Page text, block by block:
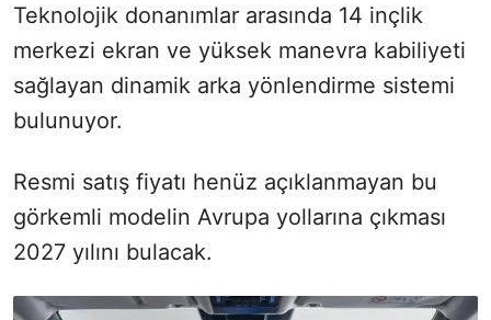
Teknolojik donanımlar arasında 14 inçlik
merkezi ekran ve yüksek manevra kabiliyeti
sağlayan dinamik arka yönlendirme sistemi
bulunuyor.
Resmi satış fiyatı henüz açıklanmayan bu
görkemli modelin Avrupa yollarına çıkması
2027 yılını bulacak.